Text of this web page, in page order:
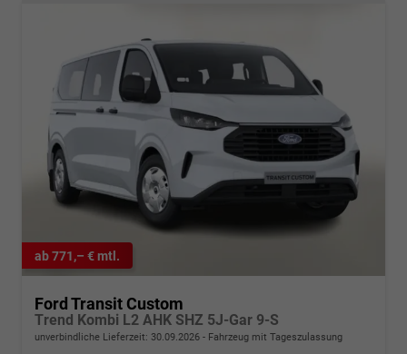
ab 771,– € mtl.
Ford Transit Custom
Trend Kombi L2 AHK SHZ 5J-Gar 9-S
unverbindliche Lieferzeit: 30.09.2026 Fahrzeug mit Tageszulassung